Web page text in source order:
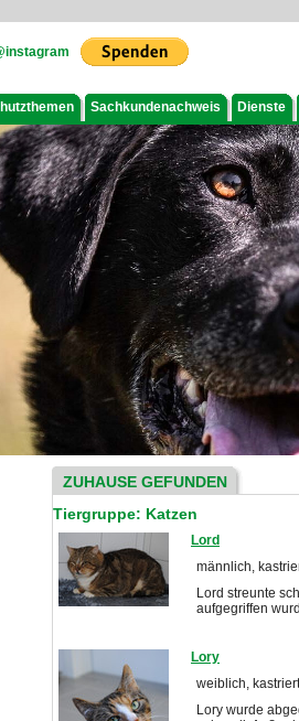
Sachkundenachweis Dienste
ZUHAUSE GEFUNDEN
Tiergruppe: Katzen
Lord
männlich,
Lord streunte
aufgegriffen
Lory
weiblich,
Lory wurde